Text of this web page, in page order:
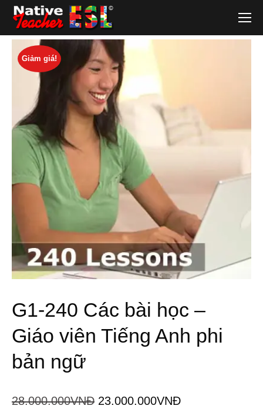
Giảm giá!
G1-240 Các bài học –
Giáo viên Tiếng Anh phi
bản ngữ
28.000.000VNĐ Giá
23.000.000VNĐGiá